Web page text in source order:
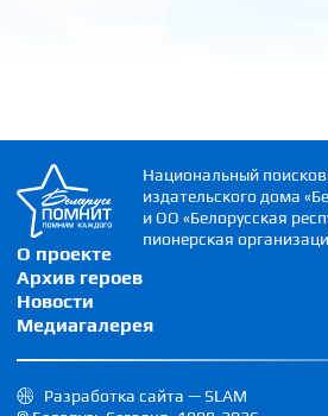
О проекте
Архив героев
Новости
Медиагалерея
Национальный
издательского дома
и ОО «Белорусская
пионерская
Разработка сайта — SLAM